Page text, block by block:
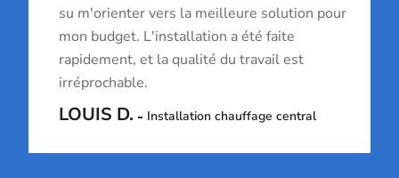
su m'orienter vers la meilleure solution pour
mon budget. L'installation a été faite
rapidement, et la qualité du travail est
irréprochable.
LOUIS D. Installation chauffage central